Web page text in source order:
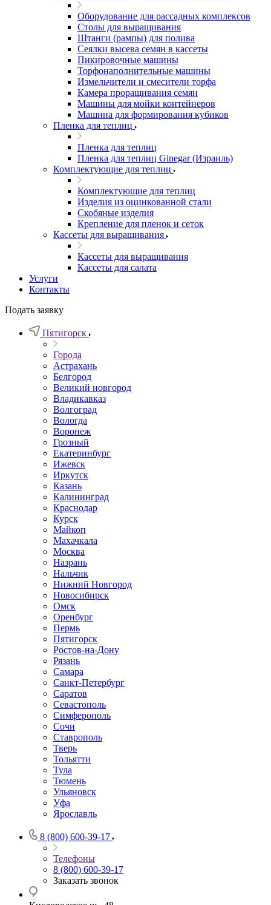
Оборудование для рассадных комплексов
Столы для выращивания
Штанги (рампы) для полива
Сеялки высева семян в кассеты
Пикировочные машины
Торфонаполнительные машины
Измельчители и смесители торфа
Камера проращивания семян
Машины для мойки контейнеров
Машина для формирования кубиков
Пленка для теплиц
Пленка для теплиц
Пленка для теплиц Ginegar (Израиль)
Комплектующие для теплиц
Комплектующие для теплиц
Изделия из оцинкованной стали
Скобяные изделия
Крепление для пленок и сеток
Кассеты для выращивания
Кассеты для выращивания
Кассеты для салата
Услуги
Контакты
Подать заявку
Пятигорск
Города
Астрахань
Белгород
Великий новгород
Владикавказ
Волгоград
Вологда
Воронеж
Грозный
Екатеринбург
Ижевск
Иркутск
Казань
Калининград
Краснодар
Курск
Майкоп
Махачкала
Москва
Назрань
Нальчик
Нижний Новгород
Новосибирск
Омск
Оренбург
Пермь
Пятигорск
Ростов-на-Дону
Рязань
Самара
Санкт-Петербург
Саратов
Севастополь
Симферополь
Сочи
Ставрополь
Тверь
Тольятти
Тула
Тюмень
Ульяновск
Уфа
Ярославль
8 (800) 600-39-17
Телефоны
8 (800) 600-39-17
Заказать звонок